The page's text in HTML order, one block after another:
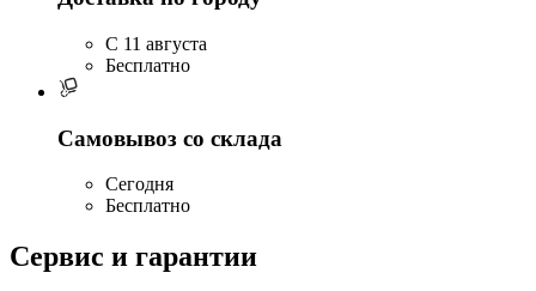
C 11 августа
Бесплатно
Самовывоз со склада
Сегодня
Бесплатно
Сервис и гарантии